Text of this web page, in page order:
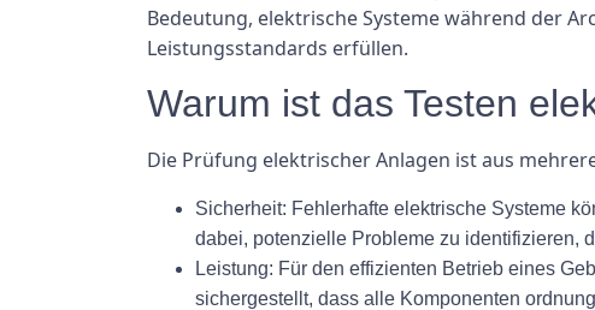
Bedeutung, elektrische Systeme während der
Leistungsstandards erfüllen.
Warum ist das Testen
Die Prüfung elektrischer Anlagen ist aus
Sicherheit: Fehlerhafte elektrische Systeme
dabei, potenzielle Probleme zu identifizieren,
Leistung: Für den effizienten Betrieb eines
sichergestellt, dass alle Komponenten